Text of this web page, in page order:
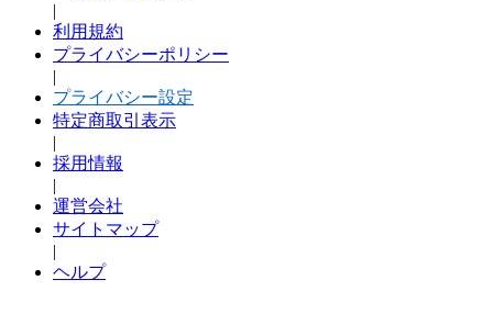
|
利用規約
プライバシーポリシー
|
プライバシー設定
特定商取引表示
|
採用情報
|
運営会社
サイトマップ
|
ヘルプ